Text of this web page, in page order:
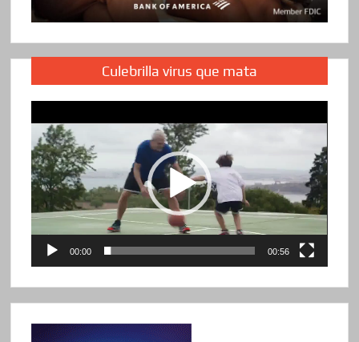
Culebrilla virus que mata
de
vídeo
00:00 00:56